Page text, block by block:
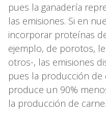
pues la ganadería
las emisiones. Si en
incorporar proteínas
ejemplo, de porotos,
otros-, las emisiones
pues la producción
produce un 90%
la producción de carne.